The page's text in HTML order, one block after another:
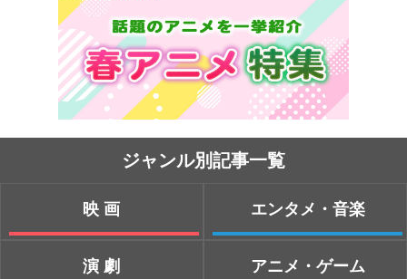
ジャンル別記事一覧
映画
演劇
エンタメ・音楽
アニメ・ゲーム